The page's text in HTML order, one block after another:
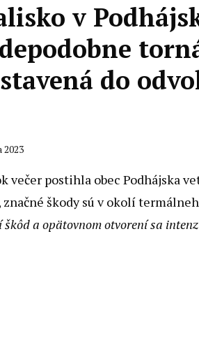
v
do
2023
večer postihla obec Podhájska
značné škody sú v okolí
a opätovnom otvorení sa